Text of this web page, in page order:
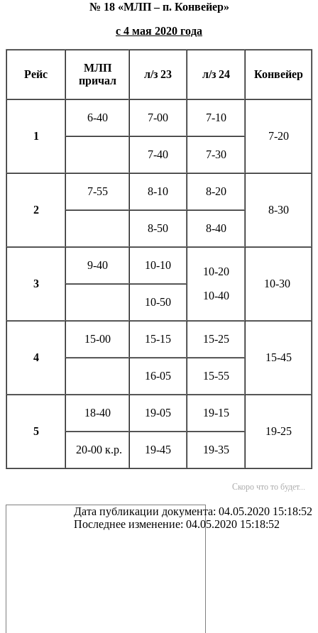
№ 18 «МЛП – п. Конвейер»
с 4 мая 2020 года
Рейс
МЛП
причал
л/з 23 л/з 24 Конвейер
1
6-40 7-00
7-10
7-20
7-40
7-30
2
7-55 8-10
8-20
8-30
8-50
8-40
3
9-40 10-10
10-20
10-40
10-30
10-50
4
15-00 15-15
15-25
15-45
16-05
15-55
5
18-40 19-05
19-15
19-25
20-00 к.р.
19-45 19-35
Скоро что то будет...
Дата публикации документа: 04.05.2020 15:18:52
Последнее изменение: 04.05.2020 15:18:52